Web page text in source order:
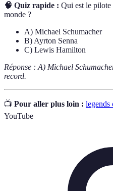
🧠 Quiz rapide : Qui est le pilote
monde ?
A) Michael Schumacher
B) Ayrton Senna
C) Lewis Hamilton
Réponse : A) Michael
record.
📺 Pour aller plus loin : legends
YouTube